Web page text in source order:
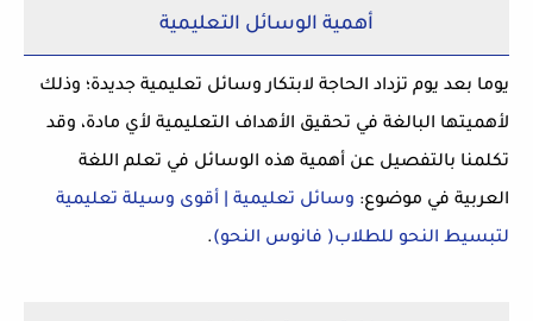
أهمية الوسائل التعليمية
يوما بعد يوم تزداد الحاجة لابتكار وسائل تعليمية جديدة؛ وذلك
لأهميتها البالغة في تحقيق الأهداف التعليمية لأي مادة، وقد
تكلمنا بالتفصيل عن أهمية هذه الوسائل في تعلم اللغة
العربية في موضوع: وسائل تعليمية | أقوى وسيلة تعليمية
لتبسيط النحو للطلاب( فانوس النحو).